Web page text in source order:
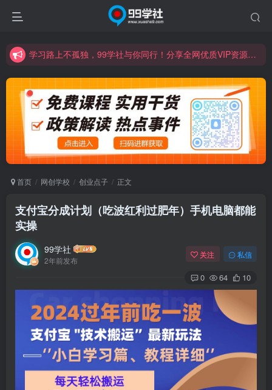
学习路上不孤独，99学社与你同行！分享全网优质VIP资源，炒股教程、创业教程、网络营销教程、自媒体短视频教程等，长期更新各大精品创业项目！
学习路上不孤独，99学社与你同行！分享全网优质VIP资源，炒股教程、创业教程、网络营销教程、自媒体短视频教程等，长期更新各大精品创业项目！
首页 网创学校 创业点子 正文
支付宝分成计划（吃波红利过肥年）手机电脑都能
实操
99学社
2年前发布
关注 私信
0 64 10